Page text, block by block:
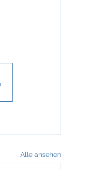
Alle ansehen